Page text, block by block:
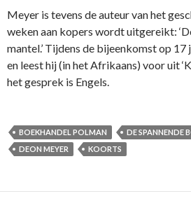
Meyer is tevens de auteur van het
weken aan kopers wordt uitgereikt:
mantel.’ Tijdens de bijeenkomst op
en leest hij (in het Afrikaans) voor uit
het gesprek is Engels.
BOEKHANDEL POLMAN
DE SPANNENDE
DEON MEYER
KOORTS